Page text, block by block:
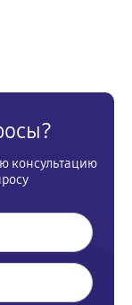
консультацию